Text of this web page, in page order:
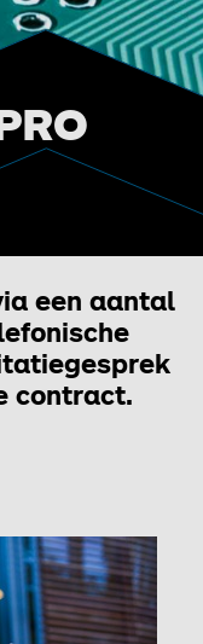
een aantal
contract.